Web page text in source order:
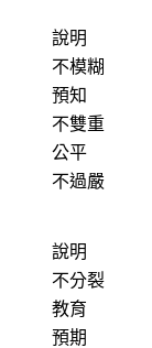
說明
不模糊
預知
不雙重
公平
不過嚴
說明
不分裂
教育
預期